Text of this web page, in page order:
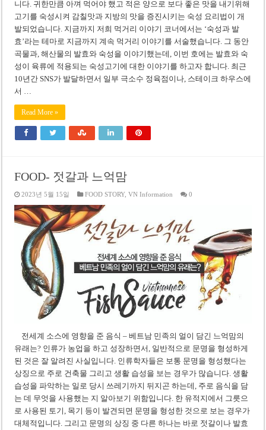
니다. 귀한만큼 아껴 먹어야 했고 적은 양으로 보다 좋은 맛을 내기위해
고기를 숙성시켜 감칠맛과 지방의 맛을 증진시키는 숙성 요리법이 개
발되었습니다. 지금까지 저희 먹거리 이야기 코너에서는 ‘숙성과 발
효’라는 테마로 지금까지 계속 먹거리 이야기를 서술했습니다. 그 동안
곡물과, 해산물의 발효와 숙성을 이야기했는데, 이번 호에는 발효와 숙
성이 육류에 적용되는 숙성고기에 대한 이야기를 하고자 합니다. 최근
10년간 SNS가 발달하면서 일부 극소수 정육점이나, 스테이크 하우스에
서 …
Read More »
FOOD- 젓갈과 느억맘
2023년 5월 15일 FOOD STORY,VN Information 0
전세계 소스에 영향을 준 음식 – 베트남 민족의 얼이 담긴 느억맘의
유래는? 인류가 농업을 하고 성장하면서, 일반적으로 문명을 형성하게
된 것은 잘 알려진 사실입니다. 인류학자들은 보통 문명을 형성했다는
상징으로 주로 건축물 그리고 생활 습성을 보는 경우가 많습니다. 생활
습성을 파악하는 일로 당시 쓰레기까지 뒤지곤 하는데, 주로 음식을 담
는 데 무엇을 사용했는 지 알아보기 위함입니다. 한 유적지에서 그릇으
로 사용된 토기, 목기 등이 발견되면 문명을 형성한 것으로 보는 경우가
대체적입니다. 그리고 문명의 상징 중 다른 하나는 바로 젓갈이나 발효